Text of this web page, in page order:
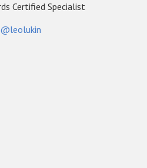
Certified Specialist